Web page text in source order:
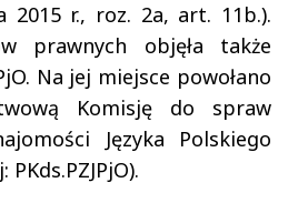
2015 r., roz. 2a, art. 11b.).
prawnych objęła także
Na jej miejsce powołano
Komisję do spraw
Języka Polskiego